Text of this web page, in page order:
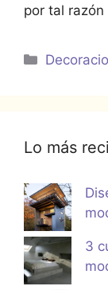
por tal
Lo más
3